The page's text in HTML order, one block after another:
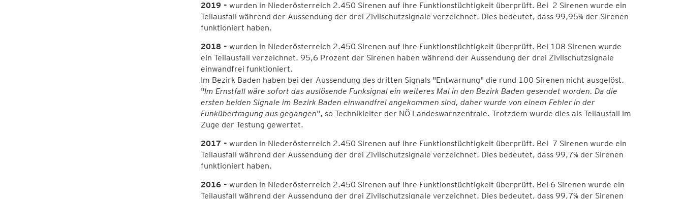
2019 - wurden in Niederösterreich 2.450 Sirenen auf ihre Funktionstüchtigkeit überprüft. Bei 2 Sirenen wurde ein
Teilausfall während der Aussendung der drei Zivilschutzsignale verzeichnet. Dies bedeutet, dass 99,95% der Sirenen
funktioniert haben.
2018 - wurden in Niederösterreich 2.450 Sirenen auf ihre Funktionstüchtigkeit überprüft. Bei 108 Sirenen wurde
ein Teilausfall verzeichnet. 95,6 Prozent der Sirenen haben während der Aussendung der drei Zivilschutzsignale
einwandfrei funktioniert.
Im Bezirk Baden haben bei der Aussendung des dritten Signals "Entwarnung" die rund 100 Sirenen nicht ausgelöst.
"Im Ernstfall wäre sofort das auslösende Funksignal ein weiteres Mal in den Bezirk Baden gesendet worden. Da die
ersten beiden Signale im Bezirk Baden einwandfrei angekommen sind, daher wurde von einem Fehler in der
Funkübertragung aus gegangen", so Technikleiter der NÖ Landeswarnzentrale. Trotzdem wurde dies als Teilausfall im
Zuge der Testung gewertet.
2017 - wurden in Niederösterreich 2.450 Sirenen auf ihre Funktionstüchtigkeit überprüft. Bei 7 Sirenen wurde ein
Teilausfall während der Aussendung der drei Zivilschutzsignale verzeichnet. Dies bedeutet, dass 99,7% der Sirenen
funktioniert haben.
2016 - wurden in Niederösterreich 2.450 Sirenen auf ihre Funktionstüchtigkeit überprüft. Bei 6 Sirenen wurde ein
Teilausfall während der Aussendung der drei Zivilschutzsignale verzeichnet. Dies bedeutet, dass 99,7% der Sirenen